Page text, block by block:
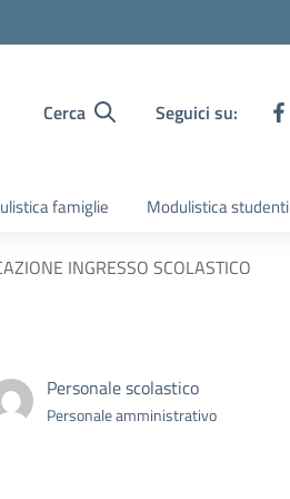
Cerca Seguici su:
famiglie Modulistica studenti
INGRESSO SCOLASTICO
Personale scolastico
Personale amministrativo